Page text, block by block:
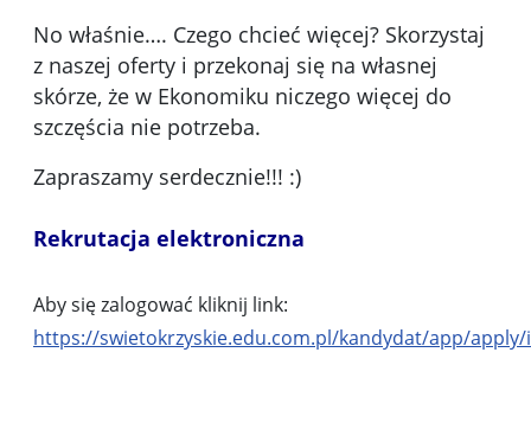
No właśnie…. Czego chcieć więcej? Skorzystaj
z naszej oferty i przekonaj się na własnej
skórze, że w Ekonomiku niczego więcej do
szczęścia nie potrzeba.
Zapraszamy serdecznie!!! :)
Rekrutacja elektroniczna
Aby się zalogować kliknij link:
https://swietokrzyskie.edu.com.pl/kandydat/app/